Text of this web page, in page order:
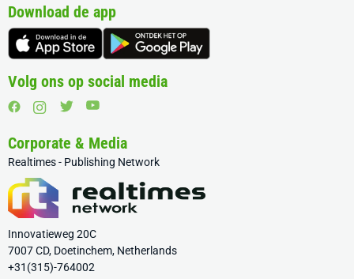
Download de app
Volg ons op social media
Corporate & Media
Realtimes - Publishing Network
Innovatieweg 20C
7007 CD, Doetinchem, Netherlands
+31(315)-764002